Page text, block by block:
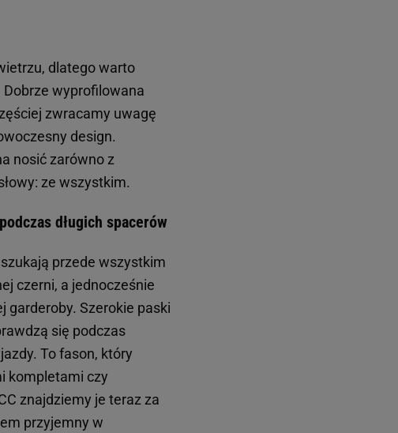
dlatego warto
wyprofilowana
zwracamy uwagę
design.
nosić zarówno z
ze wszystkim.
długich spacerów
przede wszystkim
czerni, a jednocześnie
garderoby. Szerokie paski
się podczas
To fason, który
kompletami czy
znajdziemy je teraz za
przyjemny w